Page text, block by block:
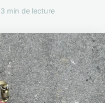
3 min de lecture